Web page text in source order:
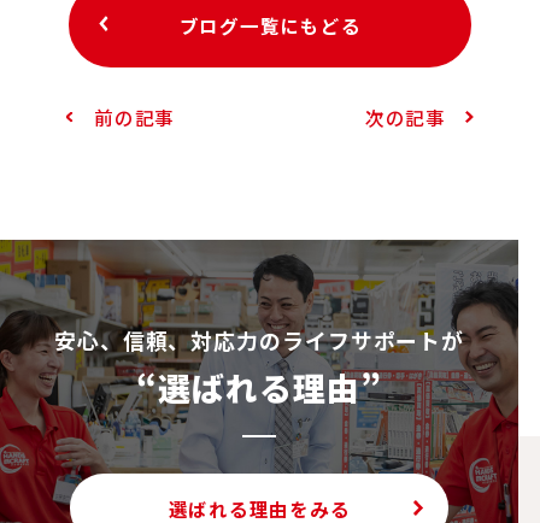
前の記事
ブログ一覧にもどる
次の記事
安⼼、信頼、対応⼒のライフサポートが
“選ばれる理由”
選ばれる理由をみる